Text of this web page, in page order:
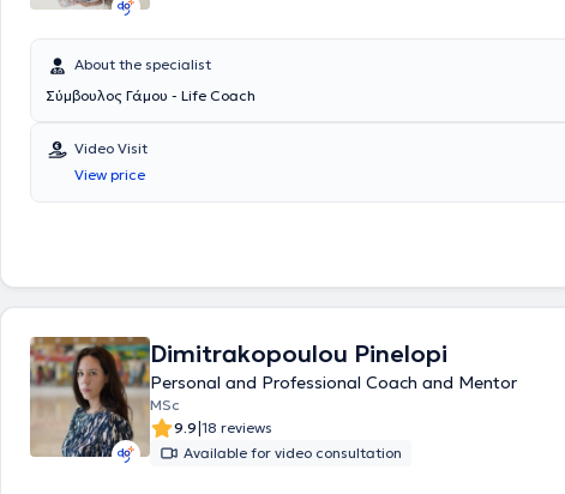
About the specialist
Σύμβουλος Γάμου - Life Coach
Video Visit
View price
Dimitrakopoulou Pinelopi
Personal and Professional Coach and Mentor
MSc
9.9|18 reviews
Available for video consultation